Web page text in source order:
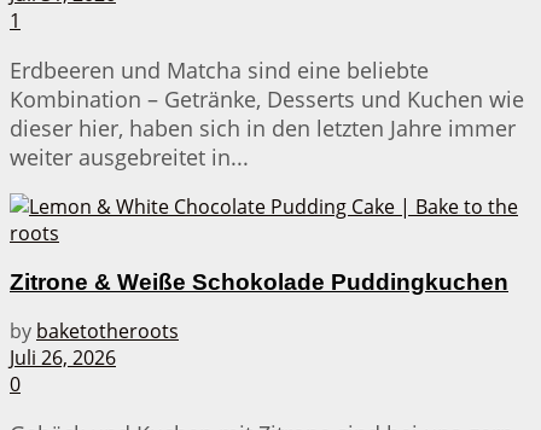
1
Erdbeeren und Matcha sind eine beliebte
Kombination – Getränke, Desserts und Kuchen wie
dieser hier, haben sich in den letzten Jahre immer
weiter ausgebreitet in...
Zitrone & Weiße Schokolade Puddingkuchen
by baketotheroots
Juli 26, 2026
0